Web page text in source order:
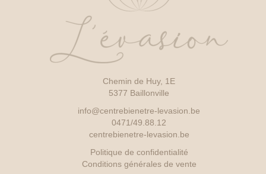
Chemin de Huy, 1E
5377 Baillonville
info@centrebienetre-levasion.be
0471/49.88.12
centrebienetre-levasion.be
Politique de confidentialité
Conditions générales de vente